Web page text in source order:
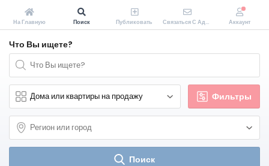
Что Вы ищете?
Фильтры
Поиск
На Главную Поиск Публиковать Связаться С Администрацией Zakopeiki.by Аккаунт